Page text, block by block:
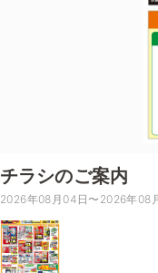
チラシのご案内
2026年08月04日〜2026年08